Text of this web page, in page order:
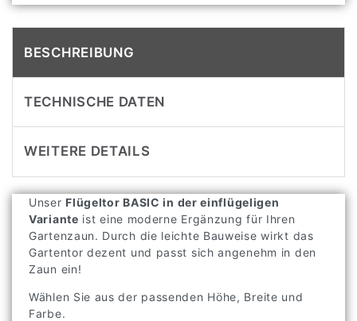
BESCHREIBUNG
TECHNISCHE DATEN
WEITERE DETAILS
Unser Flügeltor BASIC in der einflügeligen
Variante ist eine moderne Ergänzung für Ihren
Gartenzaun. Durch die leichte Bauweise wirkt das
Gartentor dezent und passt sich angenehm in den
Zaun ein!
Wählen Sie aus der passenden Höhe, Breite und
Farbe.